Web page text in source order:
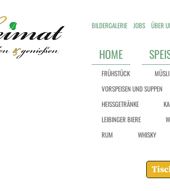
HOME
BILDERGALERIE JOBS ÜBER
FRÜHSTÜCK MÜSLI
VORSPEISEN UND SUPPEN
HEISSGETRÄNKE
LEIBINGER BIERE
RUM
WHISKY